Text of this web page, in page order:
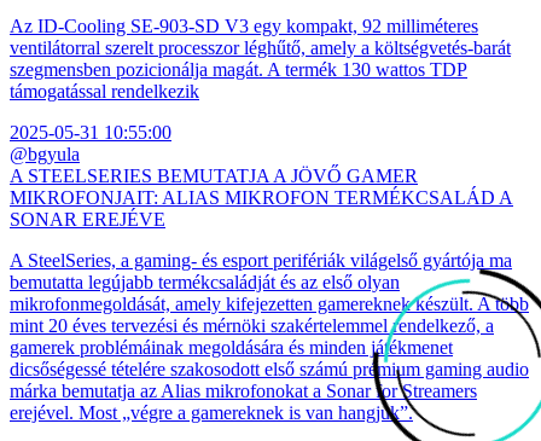
Az ID-Cooling SE-903-SD V3 egy kompakt, 92 milliméteres
ventilátorral szerelt processzor léghűtő, amely a költségvetés-barát
szegmensben pozicionálja magát. A termék 130 wattos TDP
támogatással rendelkezik
2025-05-31 10:55:00
@bgyula
A STEELSERIES BEMUTATJA A JÖVŐ GAMER
MIKROFONJAIT: ALIAS MIKROFON TERMÉKCSALÁD A
SONAR EREJÉVE
A SteelSeries, a gaming- és esport perifériák világelső gyártója ma
bemutatta legújabb termékcsaládját és az első olyan
mikrofonmegoldását, amely kifejezetten gamereknek készült. A több
mint 20 éves tervezési és mérnöki szakértelemmel rendelkező, a
gamerek problémáinak megoldására és minden játékmenet
dicsőségessé tételére szakosodott első számú prémium gaming audio
márka bemutatja az Alias mikrofonokat a Sonar for Streamers
erejével. Most „végre a gamereknek is van hangjuk”.